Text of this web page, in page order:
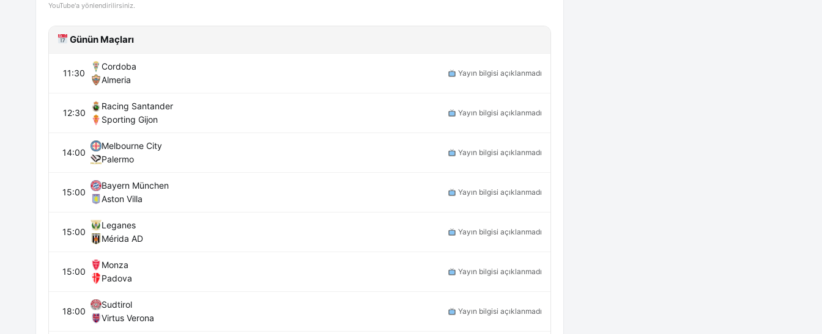
YouTube'a yönlendirilirsiniz.
Günün Maçları
11:30
Cordoba
Almeria
Yayın bilgisi açıklanmadı
12:30
Racing Santander
Sporting Gijon
Yayın bilgisi açıklanmadı
14:00
Melbourne City
Palermo
Yayın bilgisi açıklanmadı
15:00
Bayern München
Aston Villa
Yayın bilgisi açıklanmadı
15:00
Leganes
Mérida AD
Yayın bilgisi açıklanmadı
15:00
Monza
Padova
Yayın bilgisi açıklanmadı
18:00
Sudtirol
Virtus Verona
Yayın bilgisi açıklanmadı